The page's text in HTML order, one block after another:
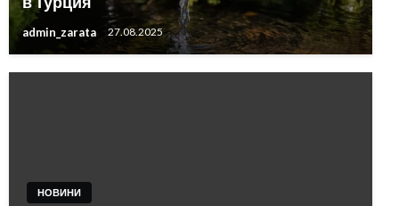
admin_zarata 27.08.2025
НОВИНИ